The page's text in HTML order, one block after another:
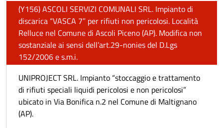
(Y156) ASCOLI SERVIZI COMUNALI SRL. Impianto di
discarica “VASCA 7” per rifiuti non pericolosi. Località
Relluce nel Comune di Ascoli Piceno (AP). Modifica non
sostanziale ai sensi dell’art.29-nonies del D.Lgs
152/2006 e s.m.i.
UNIPROJECT SRL. Impianto “stoccaggio e trattamento
di rifiuti speciali liquidi pericolosi e non pericolosi”
ubicato in Via Bonifica n.2 nel Comune di Maltignano
(AP).